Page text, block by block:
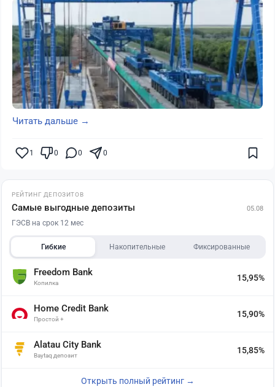
Читать дальше →
1 0 0 0
РЕЙТИНГ ДЕПОЗИТОВ
Самые выгодные депозиты 05.08
ГЭСВ на срок 12 мес
Гибкие Накопительные Фиксированные
Freedom Bank
Копилка
15,95%
Home Credit Bank
Простой +
15,90%
Alatau City Bank
Baytaq депозит
15,85%
Открыть полный рейтинг →